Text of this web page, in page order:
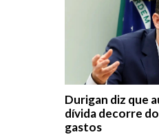
Durigan diz que
dívida decorre
gastos